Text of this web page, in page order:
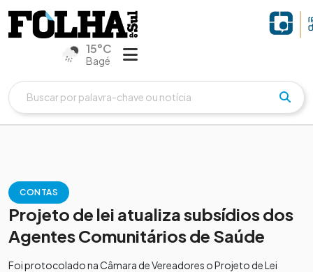
15°C
Bagé
CONTAS
Projeto de lei atualiza subsídios dos
Agentes Comunitários de Saúde
Foi protocolado na Câmara de Vereadores o Projeto de Lei